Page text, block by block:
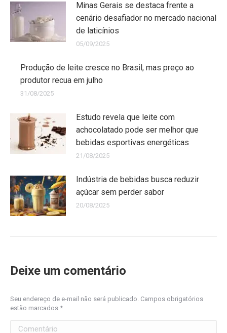
Minas Gerais se destaca frente a
cenário desafiador no mercado nacional
de laticínios
05/09/2025
Produção de leite cresce no Brasil, mas preço ao
produtor recua em julho
31/08/2025
Estudo revela que leite com
achocolatado pode ser melhor que
bebidas esportivas energéticas
21/08/2025
Indústria de bebidas busca reduzir
açúcar sem perder sabor
20/08/2025
Deixe um comentário
Seu endereço de e-mail não será publicado. Campos obrigatórios
estão marcados *
Comentário